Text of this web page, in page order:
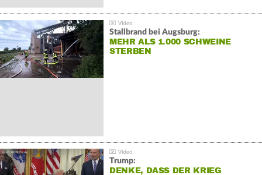
Stallbrand bei Augsburg:
MEHR ALS 1.000 SCHWEINE
STERBEN
Trump:
DENKE, DASS DER KRIEG